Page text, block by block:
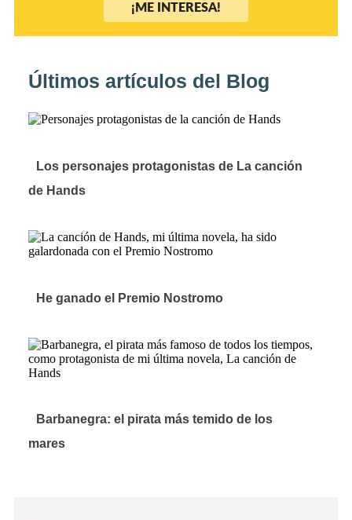
¡ME INTERESA!
Últimos artículos del Blog
Los personajes protagonistas de La canción
de Hands
He ganado el Premio Nostromo
Barbanegra: el pirata más temido de los
mares